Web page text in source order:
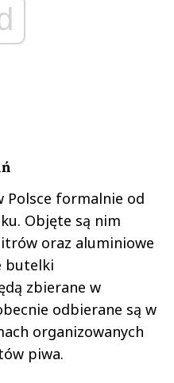
Polsce formalnie od
Objęte są nim
oraz aluminiowe
butelki
zbierane w
odbierane są w
organizowanych
piwa.